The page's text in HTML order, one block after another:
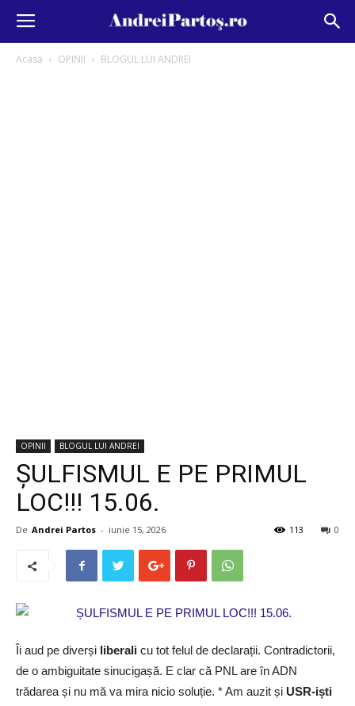
Acasă OPINII BLOGUL LUI ANDREI
OPINII BLOGUL LUI ANDREI
ȘULFISMUL E PE PRIMUL
LOC!!! 15.06.
De Andrei Partos - iunie 15, 2026 0
113
Îi aud pe diverși liberali cu tot felul de declarații. Contradictorii,
de o ambiguitate sinucigașă. E clar că PNL are în ADN
trădarea și nu mă va mira nicio soluție. * Am auzit și USR-iști